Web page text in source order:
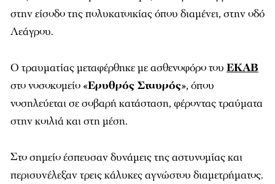
στην είσοδο της πολυκατοικίας όπου διαμένει, στην οδό
Λεάγρου.
Ο τραυματίας μεταφέρθηκε με ασθενοφόρο του ΕΚΑΒ
στο νοσοκομείο «Ερυθρός Σταυρός», όπου
νοσηλεύεται σε σοβαρή κατάσταση, φέροντας τραύματα
στην κοιλιά και στη μέση.
Στο σημείο έσπευσαν δυνάμεις της αστυνομίας και
περισυνέλεξαν τρεις κάλυκες αγνώστου διαμετρήματος.